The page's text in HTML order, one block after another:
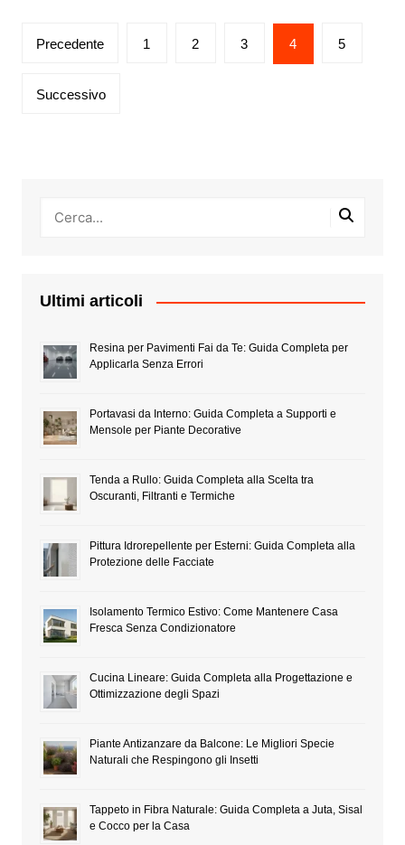
Paginazione
articoli
Precedente 1 2 3 4 5
Successivo
Ultimi articoli
Resina per Pavimenti Fai da Te: Guida Completa per
Applicarla Senza Errori
Portavasi da Interno: Guida Completa a Supporti e
Mensole per Piante Decorative
Tenda a Rullo: Guida Completa alla Scelta tra
Oscuranti, Filtranti e Termiche
Pittura Idrorepellente per Esterni: Guida Completa alla
Protezione delle Facciate
Isolamento Termico Estivo: Come Mantenere Casa
Fresca Senza Condizionatore
Cucina Lineare: Guida Completa alla Progettazione e
Ottimizzazione degli Spazi
Piante Antizanzare da Balcone: Le Migliori Specie
Naturali che Respingono gli Insetti
Tappeto in Fibra Naturale: Guida Completa a Juta, Sisal
e Cocco per la Casa